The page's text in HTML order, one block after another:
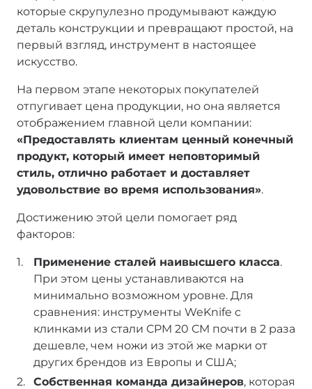
которые скрупулезно продумывают каждую
деталь конструкции и превращают простой, на
первый взгляд, инструмент в настоящее
искусство.
На первом этапе некоторых покупателей
отпугивает цена продукции, но она является
отображением главной цели компании:
«Предоставлять клиентам ценный конечный
продукт, который имеет неповторимый
стиль, отлично работает и доставляет
удовольствие во время использования».
Достижению этой цели помогает ряд
факторов:
Применение сталей наивысшего класса.
При этом цены устанавливаются на
минимально возможном уровне. Для
сравнения: инструменты WeKnife с
клинками из стали CPM 20 СМ почти в 2 раза
дешевле, чем ножи из этой же марки от
других брендов из Европы и США;
Собственная команда дизайнеров, которая